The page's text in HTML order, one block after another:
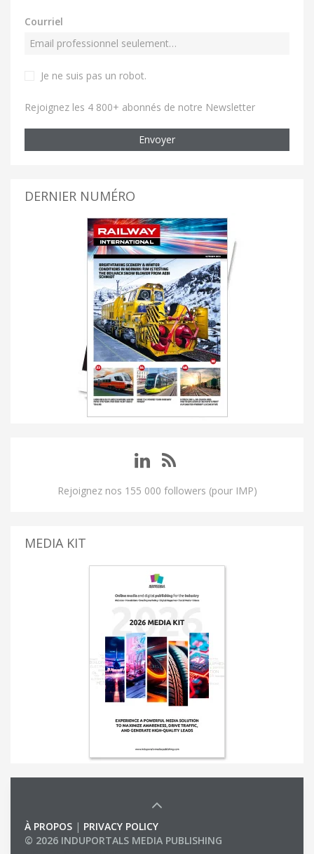
Courriel
Je ne suis pas un robot.
Rejoignez les 4 800+ abonnés de notre Newsletter
Envoyer
DERNIER NUMÉRO
Rejoignez nos 155 000 followers (pour IMP)
MEDIA KIT
À PROPOS | PRIVACY POLICY
© 2026 INDUPORTALS MEDIA PUBLISHING